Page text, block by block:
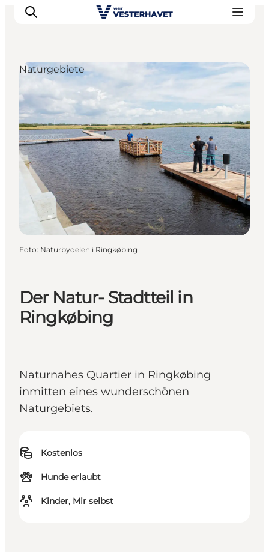
Events
Erlebnisse
Unsere Städte
Essen & Übernachtung
Tickets kaufen
Plane deine Reise
Der Natur- Stadtteil in
Ringkøbing
Naturnahes Quartier in Ringkøbing
inmitten eines wunderschönen
Naturgebiets.
Kostenlos
Hunde erlaubt
Kinder, Mir selbst
Naturgebiete
Foto: Naturbydelen i Ringkøbing